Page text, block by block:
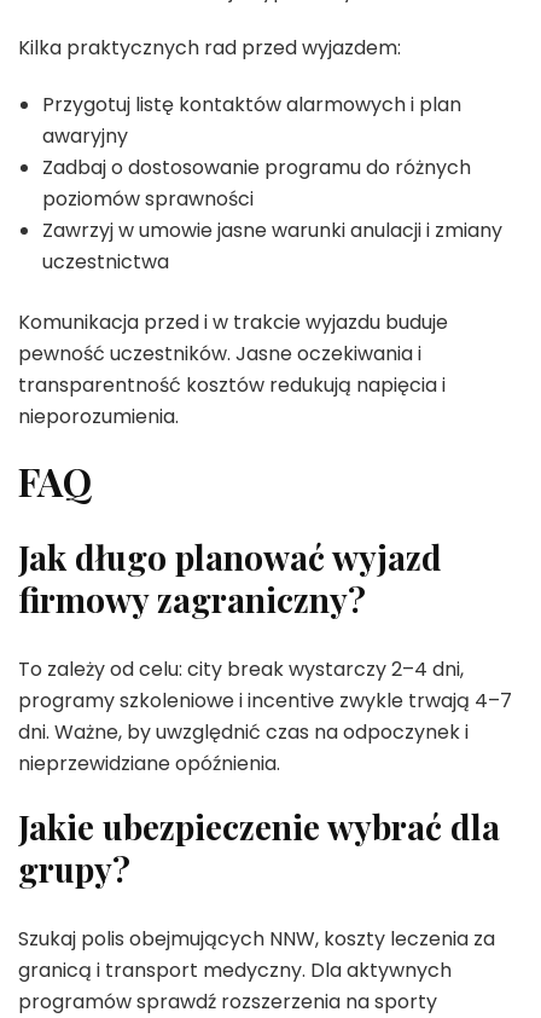
Kilka praktycznych rad przed wyjazdem:
Przygotuj listę kontaktów alarmowych i plan
awaryjny
Zadbaj o dostosowanie programu do różnych
poziomów sprawności
Zawrzyj w umowie jasne warunki anulacji i zmiany
uczestnictwa
Komunikacja przed i w trakcie wyjazdu buduje
pewność uczestników. Jasne oczekiwania i
transparentność kosztów redukują napięcia i
nieporozumienia.
FAQ
Jak długo planować wyjazd
firmowy zagraniczny?
To zależy od celu: city break wystarczy 2–4 dni,
programy szkoleniowe i incentive zwykle trwają 4–7
dni. Ważne, by uwzględnić czas na odpoczynek i
nieprzewidziane opóźnienia.
Jakie ubezpieczenie wybrać dla
grupy?
Szukaj polis obejmujących NNW, koszty leczenia za
granicą i transport medyczny. Dla aktywnych
programów sprawdź rozszerzenia na sporty